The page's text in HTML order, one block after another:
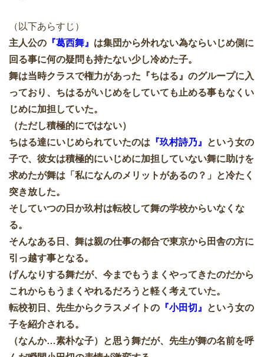
（以下あらすじ）
主人公の 『葛西舞』 は集団から外れない為ならいじめ側に
回る事に何の疑問も持たない少し冷めた子。
舞は当時クラスで権力があった『ちはる』のグループに入
っており、ちはるがいじめをしていても止める事もなくい
じめに加担していた。
（ただし積極的にではない）
ちはる達にいじめられていたのは 『玖村詩乃』
という女の
子で、彼女は積極的にいじめに加担していない舞に助けを
求めたが舞は「私になんのメリットがあるの？」と冷たく
突き放した。
そしていつの日か玖村は転校して舞の学校からいなくな
る。
そんなある日、舞は親の仕事の都合で東京から田舎の方に
引っ越す事となる。
げんなりする舞だが、今までもうまくやってきたのだから
これからもうまくやれるだろうと軽く考えていた。
転校初日、先生からクラスメイトの 『小田切』
という女の
子を紹介される。
（なんか…素朴な子）と思う舞だが、先生が舞の名前を呼